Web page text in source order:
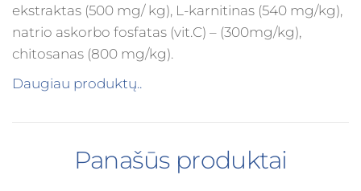
ekstraktas (500 mg/ kg), L-karnitinas (540 mg/kg),
natrio askorbo fosfatas (vit.C) – (300mg/kg),
chitosanas (800 mg/kg).
Daugiau produktų..
Panašūs produktai